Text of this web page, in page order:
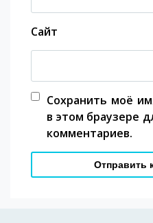
Сайт
Сохранить моё
в этом браузере
комментариев.